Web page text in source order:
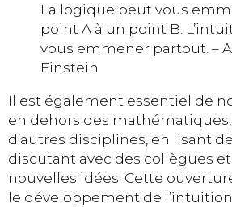
La logique peut vous
point A à un point B.
vous emmener partout. –
Einstein
Il est également essentiel de
en dehors des
d’autres disciplines, en lisant
discutant avec des collègues et
nouvelles idées. Cette
le développement de